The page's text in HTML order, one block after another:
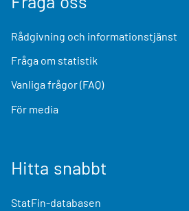
Rådgivning och informationstjänst
Fråga om statistik
Vanliga frågor (FAQ)
För media
Hitta snabbt
StatFin-databasen